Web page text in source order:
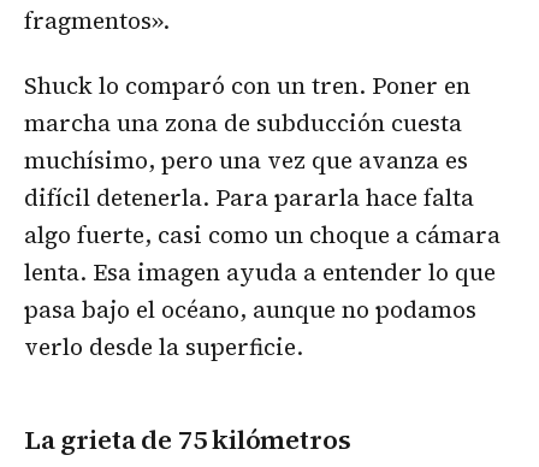
fragmentos».
Shuck lo comparó con un tren. Poner en
marcha una zona de subducción cuesta
muchísimo, pero una vez que avanza es
difícil detenerla. Para pararla hace falta
algo fuerte, casi como un choque a cámara
lenta. Esa imagen ayuda a entender lo que
pasa bajo el océano, aunque no podamos
verlo desde la superficie.
La grieta de 75 kilómetros